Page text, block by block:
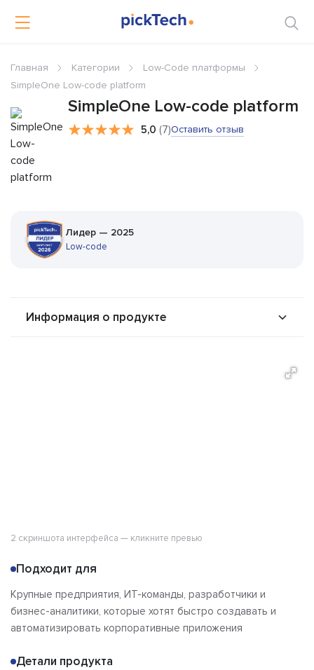
Главная Категории
Low-Code платформы
SimpleOne Low-code platform
SimpleOne Low-code platform
5,0 (7)Оставить отзыв
Лидер — 2025
Low-code
Информация о продукте
2 скриншота интерфейса — кликните превью
Подходит для
Крупные предприятия, ИТ-команды, разработчики и
бизнес-аналитики, которые хотят быстро создавать и
автоматизировать корпоративные приложения
Детали продукта